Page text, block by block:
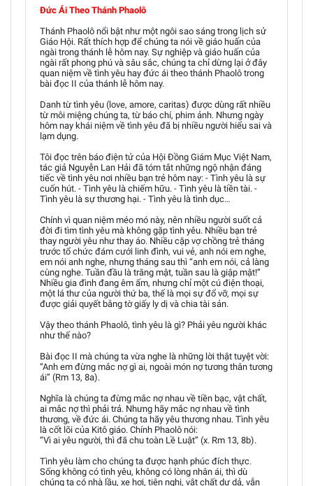
Đức Ái Theo Thánh Phaolô
Thánh Phaolô nổi bật như một ngôi sao sáng trong lịch sử
Giáo Hội. Rất thích hợp để chúng ta nói về giáo huấn của
ngài trong thánh lễ hôm nay. Sự nghiệp và giáo huấn của
ngài rất phong phú và sâu sắc, chúng ta chỉ dừng lại ở đây
quan niệm về tình yêu hay đức ái theo thánh Phaolô trong
bài đọc II của thánh lễ hôm nay.
Danh từ tình yêu (love, amore, caritas) được dùng rất nhiều
từ môi miệng chúng ta, từ báo chí, phim ảnh. Nhưng ngày
hôm nay khái niệm về tình yêu đã bị nhiều người hiểu sai và
lạm dụng.
Tôi đọc trên báo điện tử của Hội Đồng Giám Mục Việt Nam,
tác giả Nguyễn Lan Hải đã tóm tắt những ngộ nhận đáng
tiếc về tình yêu nơi nhiều bạn trẻ hôm nay: - Tình yêu là sự
cuốn hút. - Tình yêu là chiếm hữu. - Tình yêu là tiền tài. -
Tình yêu là sự thương hại. - Tình yêu là tình dục…
Chính vì quan niệm méo mó này, nên nhiều người suốt cả
đời đi tìm tình yêu mà không gặp tình yêu. Nhiều bạn trẻ
thay người yêu như thay áo. Nhiều cặp vợ chồng trẻ tháng
trước tổ chức đám cưới linh đình, vui vẻ, anh nói em nghe,
em nói anh nghe, nhưng tháng sau thì “anh em nói, cả làng
cùng nghe. Tuần đầu là trăng mật, tuần sau là giập mật!”
Nhiều gia đình đang êm ấm, nhưng chỉ một cú điện thoại,
một lá thư của người thứ ba, thế là mọi sự đổ vỡ, mọi sự
được giải quyết bằng tờ giấy ly dị và chia tài sản.
Vậy theo thánh Phaolô, tình yêu là gì? Phải yêu người khác
như thế nào?
Bài đọc II mà chúng ta vừa nghe là những lời thật tuyệt vời:
“Anh em đừng mắc nợ gì ai, ngoài món nợ tương thân tương
ái” (Rm 13, 8a).
Nghĩa là chúng ta đừng mắc nợ nhau về tiền bạc, vật chất,
ai mắc nợ thì phải trả. Nhưng hãy mắc nợ nhau về tình
thương, về đức ái. Chúng ta hãy yêu thương nhau. Tình yêu
là cốt lõi của Kitô giáo. Chính Phaolô nói:
“Vì ai yêu người, thì đã chu toàn Lề Luật” (x. Rm 13, 8b).
Tình yêu làm cho chúng ta được hạnh phúc đích thực.
Sống không có tình yêu, không có lòng nhân ái, thì dù
chúng ta có nhà lầu, xe hơi, tiện nghi, vật chất dư dả, vẫn